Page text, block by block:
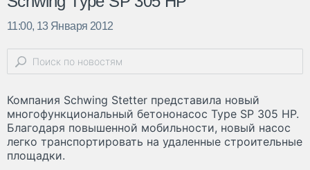
11:00, 13 Января 2012
Компания Schwing Stetter представила новый
многофункциональный бетононасос Type SP 305 HP.
Благодаря повышенной мобильности, новый насос
легко транспортировать на удаленные строительные
площадки.